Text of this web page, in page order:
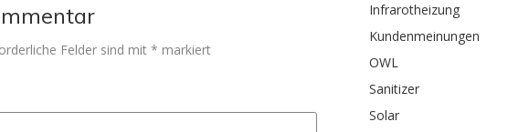
Felder sind mit * markiert
Infrarotheizung
Kundenmeinungen
OWL
Sanitizer
Solar